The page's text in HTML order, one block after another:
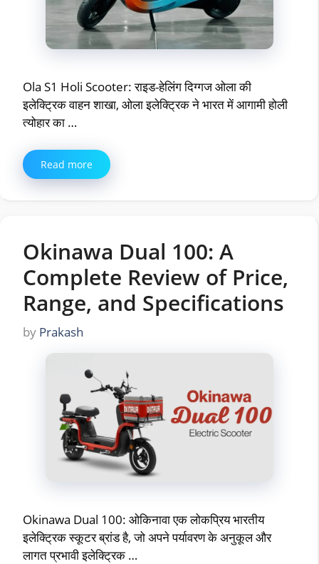
Ola S1 Holi Scooter: राइड-हेलिंग दिग्गज ओला की
इलेक्ट्रिक वाहन शाखा, ओला इलेक्ट्रिक ने भारत में आगामी होली
त्योहार का …
Read more
Okinawa Dual 100: A
Complete Review of Price,
Range, and Specifications
by Prakash
Okinawa Dual 100: ओकिनावा एक लोकप्रिय भारतीय
इलेक्ट्रिक स्कूटर ब्रांड है, जो अपने पर्यावरण के अनुकूल और
लागत प्रभावी इलेक्ट्रिक …